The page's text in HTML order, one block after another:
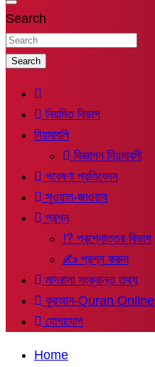
Search
Search
নিয়মিত বিভাগ
নিয়মাবলি
বিজ্ঞাপন নিয়মাবলী
গবেষণা প্রতিবেদন
সুওয়াল-জাওয়াব
প্রশ্ন
⁉ প্রশ্নোত্তর বিভাগ
✍ প্রশ্ন করুন
মাদরাসা সংক্রান্ত তথ্য
কুরআন-Quran Online
যোগাযোগ
Home